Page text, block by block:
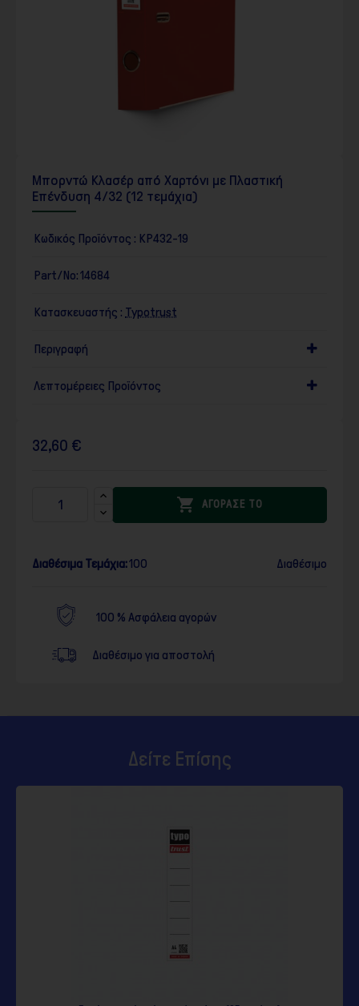
Μπορντώ Κλασέρ από Χαρτόνι με Πλαστική
Επένδυση 4/32 (12 τεμάχια)
Κωδικός Προϊόντος : KP432-19
Part/No:14684
Κατασκευαστής : Typotrust
Περιγραφή
Λεπτομέρειες Προϊόντος
32,60 €
 ΑΓΟΡΑΣΕ ΤΟ
Διαθέσιμα Τεμάχια:100 Διαθέσιμο
100 % Ασφάλεια αγορών
Διαθέσιμο για αποστολή
Δείτε Επίσης